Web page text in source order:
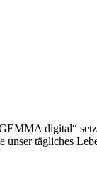
digital“
tägliches